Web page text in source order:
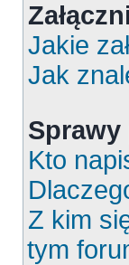
Jakie
Jak
Sprawy
Kto
Z kim
tym